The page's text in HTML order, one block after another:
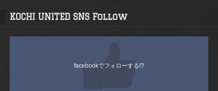
KOCHI UNITED SNS Follow
facebookでフォローする!?